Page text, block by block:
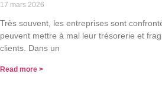
17 mars 2026
Très souvent, les entreprises sont
peuvent mettre à mal leur trésorerie et
clients. Dans un
Read more >